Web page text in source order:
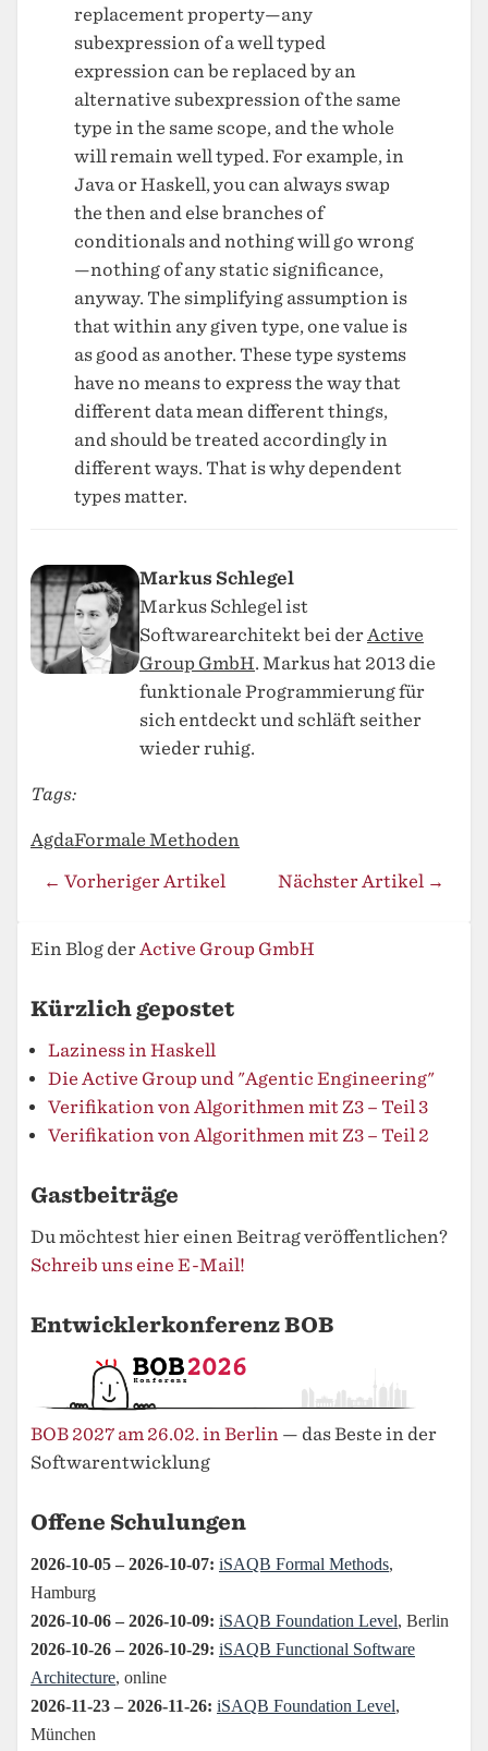
replacement property—any
subexpression of a well typed
expression can be replaced by an
alternative subexpression of the same
type in the same scope, and the whole
will remain well typed. For example, in
Java or Haskell, you can always swap
the then and else branches of
conditionals and nothing will go wrong
—nothing of any static significance,
anyway. The simplifying assumption is
that within any given type, one value is
as good as another. These type systems
have no means to express the way that
different data mean different things,
and should be treated accordingly in
different ways. That is why dependent
types matter.
Markus Schlegel
Markus Schlegel ist
Softwarearchitekt bei derActive
Group GmbH. Markus hat 2013 die
funktionale Programmierung für
sich entdeckt und schläft seither
wieder ruhig.
Tags:
AgdaFormale Methoden
← Vorheriger Artikel
Nächster Artikel →
Ein Blog derActive Group GmbH
Kürzlich gepostet
Laziness in Haskell
Die Active Group und "Agentic Engineering"
Verifikation von Algorithmen mit Z3 – Teil 3
Verifikation von Algorithmen mit Z3 – Teil 2
Gastbeiträge
Du möchtest hier einen Beitrag veröffentlichen?
Schreib uns eine E-Mail!
Entwicklerkonferenz BOB
BOB 2027 am 26.02. in Berlin — das Beste in der
Softwarentwicklung
Offene Schulungen